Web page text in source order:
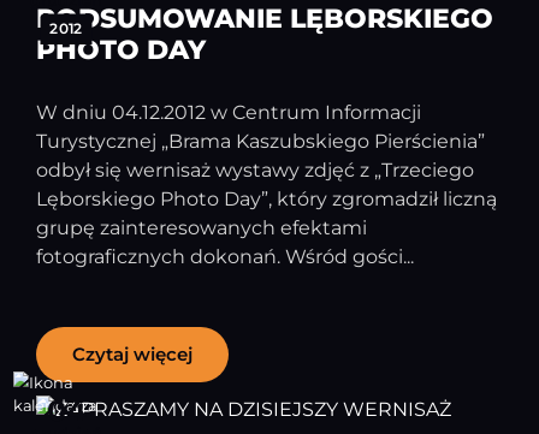
2012
PODSUMOWANIE LĘBORSKIEGO
PHOTO DAY
W dniu 04.12.2012 w Centrum Informacji
Turystycznej „Brama Kaszubskiego Pierścienia”
odbył się wernisaż wystawy zdjęć z „Trzeciego
Lęborskiego Photo Day”, który zgromadził liczną
grupę zainteresowanych efektami
fotograficznych dokonań. Wśród gości...
Czytaj więcej
04